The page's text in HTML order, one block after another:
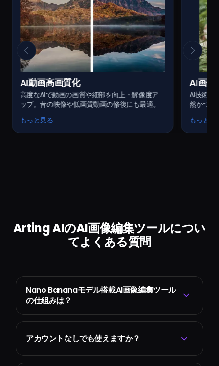
AI画像透かし除去
AI技術で画像から不要なウォーターマークを自
然かつ迅速に除去。痕跡を残さずクリアな仕上
もっと見る
Arting AIのAI画像編集ツールについ
てよくある質問
Nano Bananaモデル搭載AI画像編集ツール
の仕組みは？
アカウントなしでも使えますか？